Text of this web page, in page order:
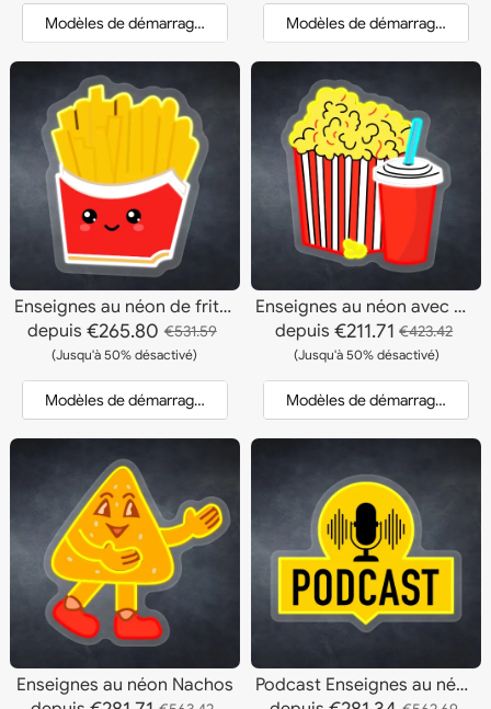
Modèles de démarrage et devis Modèles de démarrage et
Enseignes au néon de frites joyeuses
depuis€265.80 €531.59
(Jusqu'à 50% désactivé)
Modèles de démarrage et devis
Enseignes au néon avec pop-corn au beurre
depuis €211.71 €423.42
(Jusqu'à 50% désactivé)
Modèles de démarrage et
Enseignes au néon Nachos
Podcast Enseignes au néon